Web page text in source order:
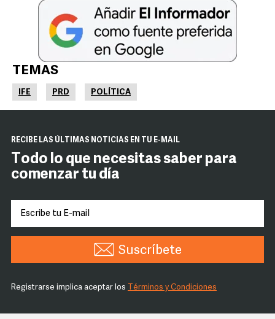
TEMAS
IFE PRD POLÍTICA
RECIBE LAS ÚLTIMAS NOTICIAS EN TU E-MAIL
Todo lo que necesitas saber para
comenzar tu día
Suscríbete
Registrarse implica aceptar los Términos y Condiciones